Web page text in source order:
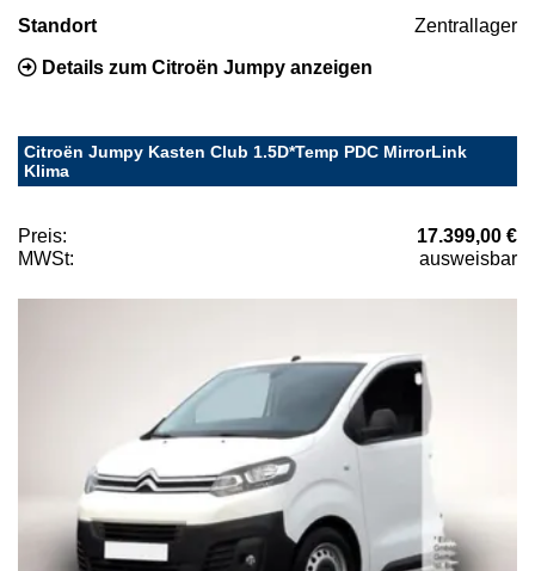
Standort Zentrallager
Details zum Citroën Jumpy anzeigen
Citroën Jumpy Kasten Club 1.5D*Temp PDC MirrorLink
Klima
Preis:
17.399,00 €
MWSt:
ausweisbar